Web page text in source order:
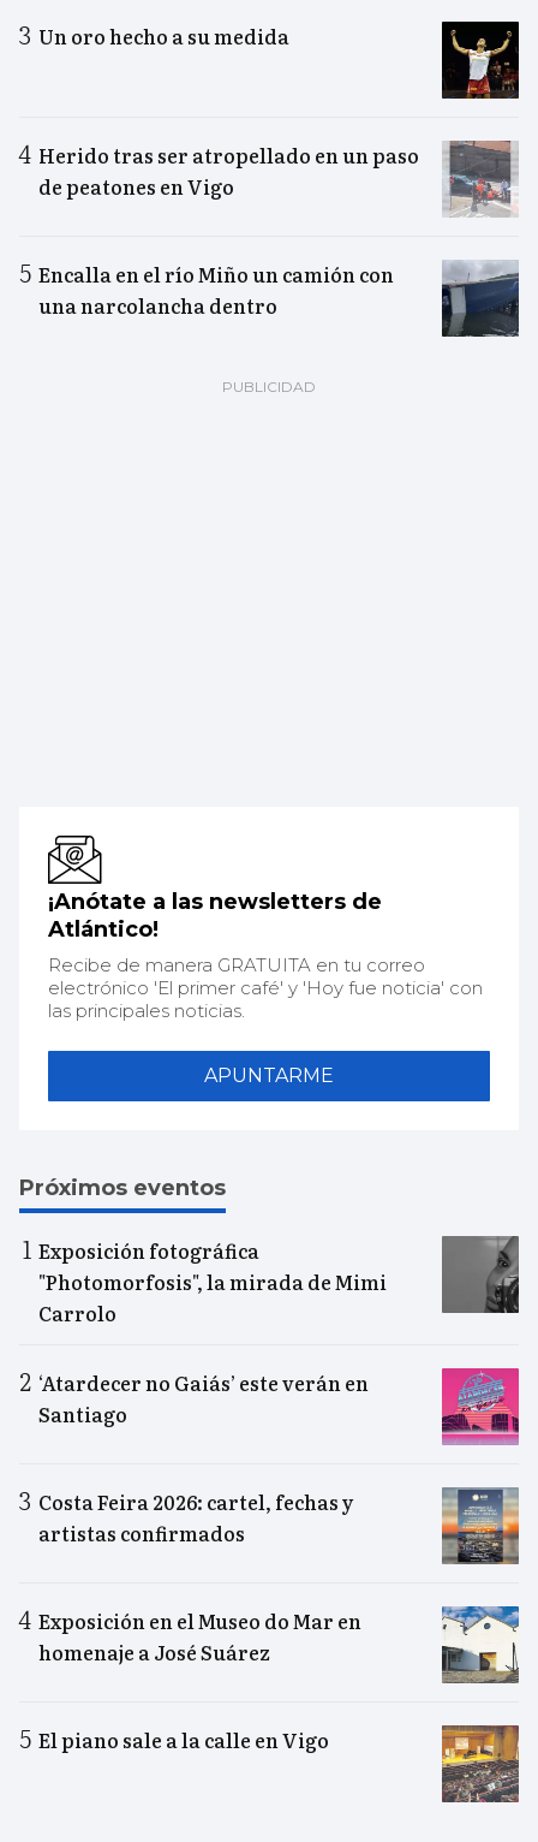
Un oro hecho a su medida
Herido tras ser atropellado en un paso
de peatones en Vigo
Encalla en el río Miño un camión con
una narcolancha dentro
¡Anótate a las newsletters de
Atlántico!
Recibe de manera GRATUITA en tu correo
electrónico 'El primer café' y 'Hoy fue noticia' con
las principales noticias.
APUNTARME
Próximos eventos
Exposición fotográfica
"Photomorfosis", la mirada de Mimi
Carrolo
‘Atardecer no Gaiás’ este verán en
Santiago
Costa Feira 2026: cartel, fechas y
artistas confirmados
Exposición en el Museo do Mar en
homenaje a José Suárez
El piano sale a la calle en Vigo